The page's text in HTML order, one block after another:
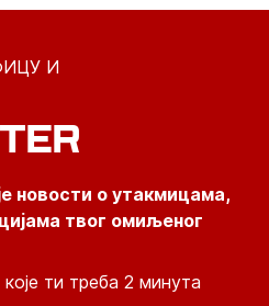
И
новости о утакмицама,
твог омиљеног
ти треба 2 минута